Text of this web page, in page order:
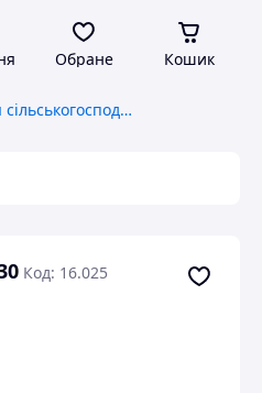
Обране Кошик
Комплектуючі для сільськогосподарської техніки
Код: 16.025